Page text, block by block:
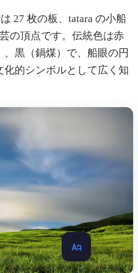
27 枚の板、tatara の小船
の頂点です。伝統色は赤
、黒（鍋煤）で、船眼の円
的シンボルとして広く知